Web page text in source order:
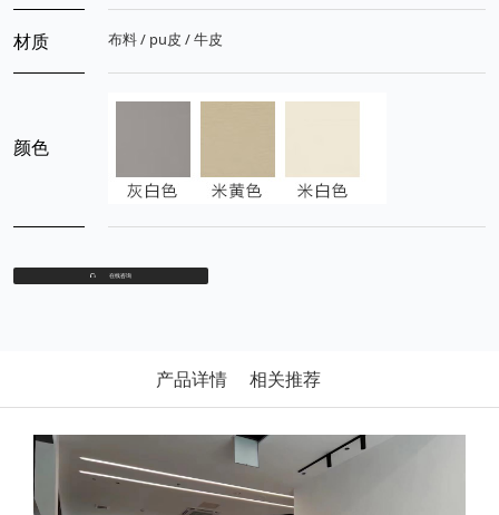
材质 布料 / pu皮 / 牛皮
颜色
在线咨询
产品详情 相关推荐